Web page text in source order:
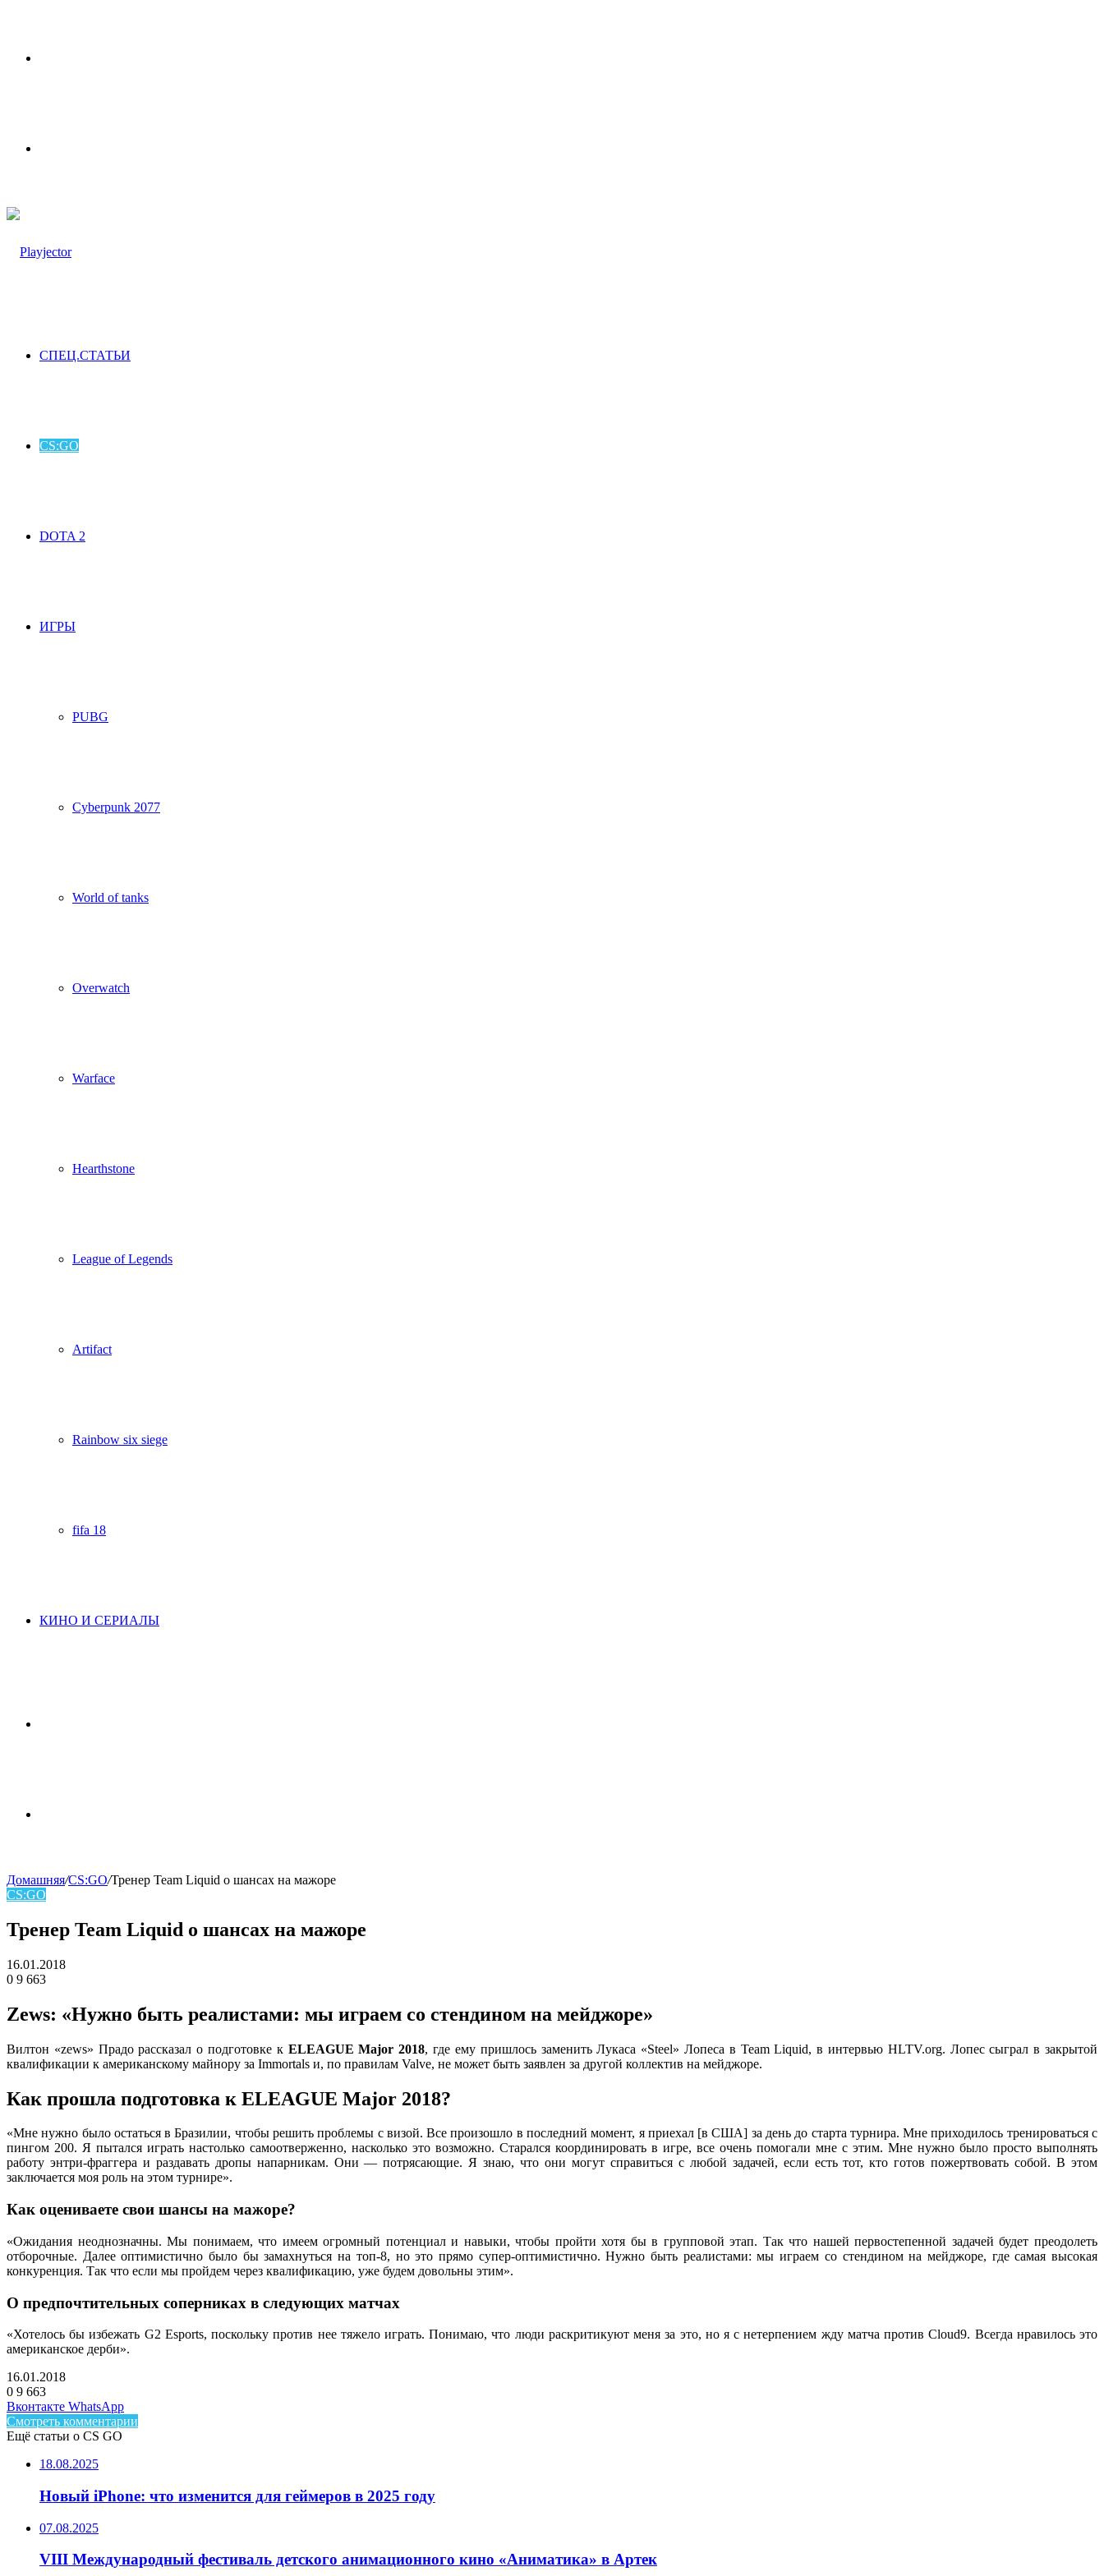
СПЕЦ.СТАТЬИ
CS:GO
DOTA 2
ИГРЫ
PUBG
Cyberpunk 2077
World of tanks
Overwatch
Warface
Hearthstone
League of Legends
Artifact
Rainbow six siege
fifa 18
КИНО И СЕРИАЛЫ
skin
Домашняя/CS:GO/Тренер Team Liquid о шансах на мажоре
CS:GO
Тренер Team Liquid о шансах на мажоре
16.01.2018
0 9 663
Zews: «Нужно быть реалистами: мы играем со стендином на мейджоре»
Вилтон «zews» Прадо рассказал о подготовке к ELEAGUE Major 2018, где ему пришлось заменить Лукаса «Steel» Лопеса в Team Liquid, в интервью HLTV.org. Лопес сыграл в закрытой
квалификации к американскому майнору за Immortals и, по правилам Valve, не может быть заявлен за другой коллектив на мейджоре.
Как прошла подготовка к ELEAGUE Major 2018?
«Мне нужно было остаться в Бразилии, чтобы решить проблемы с визой. Все произошло в последний момент, я приехал [в США] за день до старта турнира. Мне приходилось тренироваться с
пингом 200. Я пытался играть настолько самоотверженно, насколько это возможно. Старался координировать в игре, все очень помогали мне с этим. Мне нужно было просто выполнять
работу энтри-фраггера и раздавать дропы напарникам. Они — потрясающие. Я знаю, что они могут справиться с любой задачей, если есть тот, кто готов пожертвовать собой. В этом
заключается моя роль на этом турнире».
Как оцениваете свои шансы на мажоре?
«Ожидания неоднозначны. Мы понимаем, что имеем огромный потенциал и навыки, чтобы пройти хотя бы в групповой этап. Так что нашей первостепенной задачей будет преодолеть
отборочные. Далее оптимистично было бы замахнуться на топ-8, но это прямо супер-оптимистично. Нужно быть реалистами: мы играем со стендином на мейджоре, где самая высокая
конкуренция. Так что если мы пройдем через квалификацию, уже будем довольны этим».
О предпочтительных соперниках в следующих матчах
«Хотелось бы избежать G2 Esports, поскольку против нее тяжело играть. Понимаю, что люди раскритикуют меня за это, но я с нетерпением жду матча против Cloud9. Всегда нравилось это
американское дерби».
16.01.2018
0 9 663
Facebook
Twitter
LinkedIn
Вконтакте WhatsAppTelegram
Смотреть комментарии
Ещё статьи о CS GO
18.08.2025
Новый iPhone: что изменится для геймеров в 2025 году
07.08.2025
VIII Международный фестиваль детского анимационного кино «Аниматика» в Артек